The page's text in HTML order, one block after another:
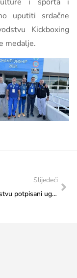
uputiti srdačne
Kickboxing
medalje.
Slijedeći
U Ministarstvu potpisani ugovori s udrugama za ostvarene športske rezultate na međunarodnim natjecanjima u neolimpijskim športovima